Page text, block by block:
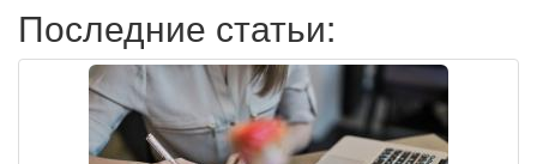
Последние статьи: